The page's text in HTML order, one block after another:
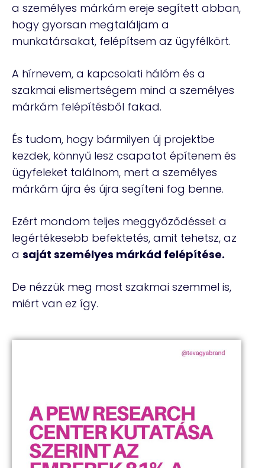
a személyes márkám ereje segített abban,
hogy gyorsan megtaláljam a
munkatársakat, felépítsem az ügyfélkört.
A hírnevem, a kapcsolati hálóm és a
szakmai elismertségem mind a személyes
márkám felépítésből fakad.
És tudom, hogy bármilyen új projektbe
kezdek, könnyű lesz csapatot építenem és
ügyfeleket találnom, mert a személyes
márkám újra és újra segíteni fog benne.
Ezért mondom teljes meggyőződéssel: a
legértékesebb befektetés, amit tehetsz, az
a saját személyes márkád felépítése.
De nézzük meg most szakmai szemmel is,
miért van ez így.